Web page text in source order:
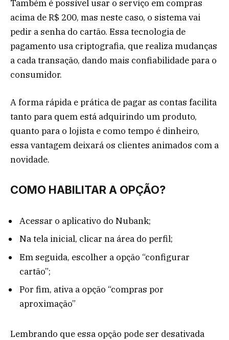
Também é possível usar o serviço em compras
acima de R$ 200, mas neste caso, o sistema vai
pedir a senha do cartão. Essa tecnologia de
pagamento usa criptografia, que realiza mudanças
a cada transação, dando mais confiabilidade para o
consumidor.
A forma rápida e prática de pagar as contas facilita
tanto para quem está adquirindo um produto,
quanto para o lojista e como tempo é dinheiro,
essa vantagem deixará os clientes animados com a
novidade.
COMO HABILITAR A OPÇÃO?
Acessar o aplicativo do Nubank;
Na tela inicial, clicar na área do perfil;
Em seguida, escolher a opção “configurar
cartão”;
Por fim, ativa a opção “compras por
aproximação”
Lembrando que essa opção pode ser desativada